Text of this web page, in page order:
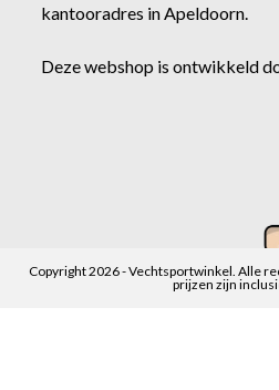
kantooradres in Apeldoorn.
Deze webshop is ontwikkeld
Copyright 2026 - Vechtsportwinkel. Alle
prijzen zijn